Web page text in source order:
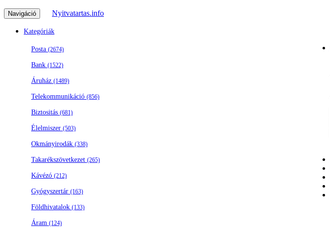
Navigáció Nyitvatartas.info
Kategóriák
Posta (2674)
Bank (1522)
Áruház (1489)
Telekommunikáció (856)
Biztositás (681)
Élelmiszer (503)
Okmányirodák (338)
Takarékszövetkezet (265)
Kávézó (212)
Gyógyszertár (163)
Földhivatalok (133)
Áram (124)